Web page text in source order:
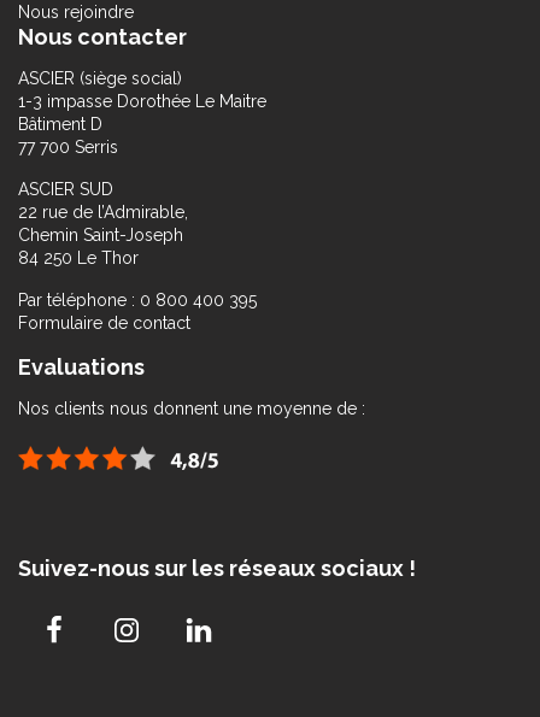
Nous rejoindre
Nous contacter
ASCIER (siège social)
1-3 impasse Dorothée Le Maitre
Bâtiment D
77 700 Serris
ASCIER SUD
22 rue de l’Admirable,
Chemin Saint-Joseph
84 250 Le Thor
Par téléphone : 0 800 400 395
Formulaire de contact
Evaluations
Nos clients nous donnent une moyenne de :
Suivez-nous sur les réseaux sociaux !